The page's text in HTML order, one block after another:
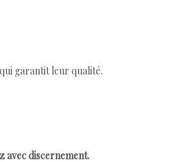
garantit leur qualité.
avec discernement.